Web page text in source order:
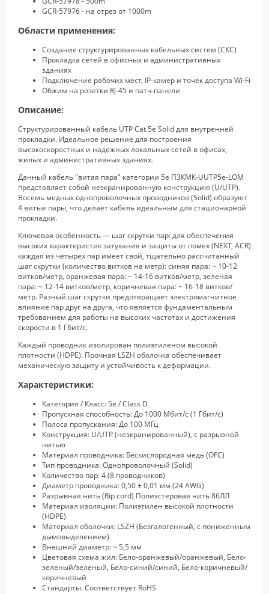
GCR-57976 - на отрез от 1000m
Области применения:
Создание структурированных кабельных систем (СКС)
Прокладка сетей в офисных и административных
зданиях
Подключение рабочих мест, IP-камер и точек доступа Wi-Fi
Обжим на розетки RJ-45 и патч-панели
Описание:
Структурированный кабель UTP Cat.5e Solid для внутренней
прокладки. Идеальное решение для построения
высокоскоростных и надежных локальных сетей в офисах,
жилых и административных зданиях.
Данный кабель "витая пара" категории 5e ПЗКМК-UUTP5e-LOM
представляет собой неэкранированную конструкцию (U/UTP).
Восемь медных однопроволочных проводников (Solid) образуют
4 витые пары, что делает кабель идеальным для стационарной
прокладки.
Ключевая особенность — шаг скрутки пар: для обеспечения
высоких характеристик затухания и защиты от помех (NEXT, ACR)
каждая из четырех пар имеет свой, тщательно рассчитанный
шаг скрутки (количество витков на метр): синяя пара: ~ 10-12
витков/метр, оранжевая пара: ~ 14-16 витков/метр, зеленая
пара: ~ 12-14 витков/метр, коричневая пара: ~ 16-18 витков/
метр. Разный шаг скрутки предотвращает электромагнитное
влияние пар друг на друга, что является фундаментальным
требованием для работы на высоких частотах и достижения
скорости в 1 Гбит/с.
Каждый проводник изолирован полиэтиленом высокой
плотности (HDPE). Прочная LSZH оболочка обеспечивает
механическую защиту и устойчивость к деформации.
Характеристики:
Категория / Класс: 5e / Class D
Пропускная способность: До 1000 Мбит/с (1 Гбит/с)
Полоса пропускания: До 100 МГц
Конструкция: U/UTP (неэкранированный), с разрывной
нитью
Материал проводника: Бескислородная медь (OFC)
Тип проводника: Однопроволочный (Solid)
Количество пар: 4 (8 проводников)
Диаметр проводника: 0,50 ± 0,01 мм (24 AWG)
Разрывная нить (Rip cord) Полиэстеровая нить 86ЛЛ
Материал изоляции: Полиэтилен высокой плотности
(HDPE)
Материал оболочки: LSZH (Безгалогенный, с пониженным
дымовыделением)
Внешний диаметр: ~ 5,5 мм
Цветовая схема жил: Бело-оранжевый/оранжевый, Бело-
зеленый/зеленый, Бело-синий/синий, Бело-коричневый/
коричневый
Стандарты: Соответствует RoHS